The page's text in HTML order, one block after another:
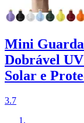
Mini
Dobrável
Solar e
3.7